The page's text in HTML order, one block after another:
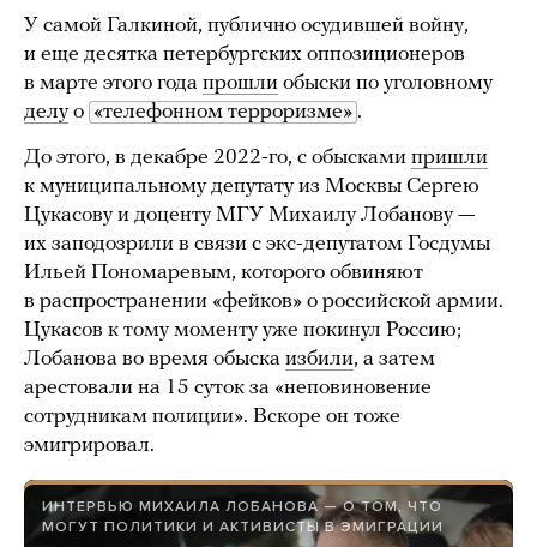
У самой Галкиной, публично осудившей войну,
и еще десятка петербургских оппозиционеров
в марте этого года прошли обыски по уголовному
делуо «телефонном терроризме» .
До этого, в декабре 2022-го, с обысками пришли
к муниципальному депутату из Москвы Сергею
Цукасову и доценту МГУ Михаилу Лобанову —
их заподозрили в связи с экс-депутатом Госдумы
Ильей Пономаревым, которого обвиняют
в распространении «фейков» о российской армии.
Цукасов к тому моменту уже покинул Россию;
Лобанова во время обыска избили, а затем
арестовали на 15 суток за «неповиновение
сотрудникам полиции». Вскоре он тоже
эмигрировал.
ИНТЕРВЬЮ МИХАИЛА ЛОБАНОВА — О ТОМ, ЧТО
МОГУТ ПОЛИТИКИ И АКТИВИСТЫ В ЭМИГРАЦИИ